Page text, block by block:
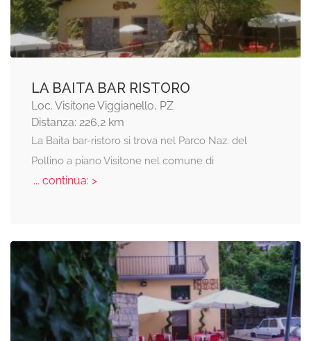
LA BAITA BAR RISTORO
Loc. Visitone Viggianello, PZ
Distanza: 226,2 km
La Baita bar-ristoro si trova nel Parco Naz. del
Pollino a piano Visitone nel comune di
... continua: >